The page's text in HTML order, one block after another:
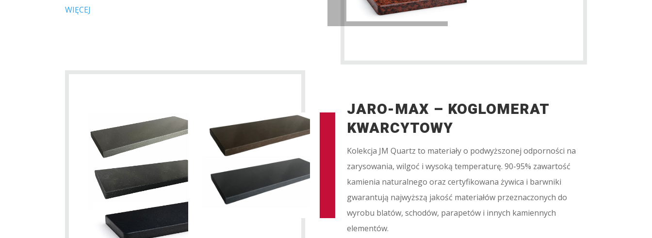
WIĘCEJ
JARO-MAX – KOGLOMERAT
KWARCYTOWY
Kolekcja JM Quartz to materiały o podwyższonej odporności na
zarysowania, wilgoć i wysoką temperaturę. 90-95% zawartość
kamienia naturalnego oraz certyfikowana żywica i barwniki
gwarantują najwyższą jakość materiałów przeznaczonych do
wyrobu blatów, schodów, parapetów i innych kamiennych
elementów.